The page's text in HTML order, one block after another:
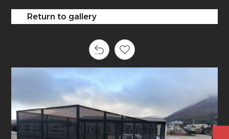
Return to gallery